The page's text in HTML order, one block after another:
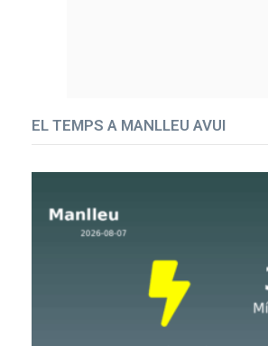
EL TEMPS A MANLLEU AVUI